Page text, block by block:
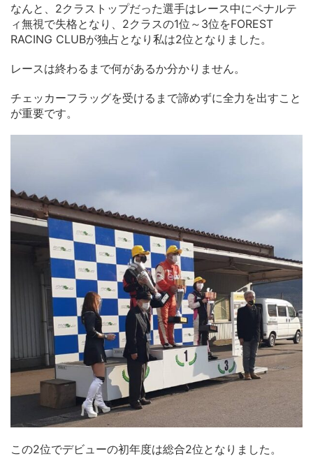
なんと、2クラストップだった選手はレース中にペナルテ
ィ無視で失格となり、2クラスの1位～3位をFOREST
RACING CLUBが独占となり私は2位となりました。
レースは終わるまで何があるか分かりません。
チェッカーフラッグを受けるまで諦めずに全力を出すこと
が重要です。
この2位でデビューの初年度は総合2位となりました。